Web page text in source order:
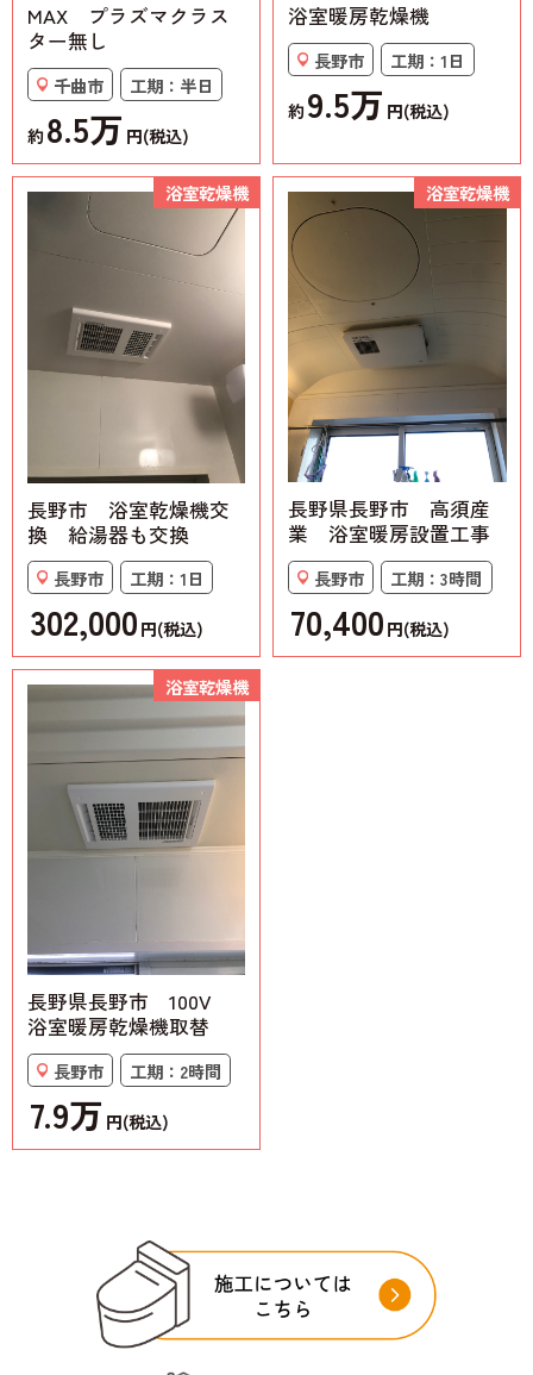
MAX プラズマクラス
ター無し
千曲市 工期：半日
約8.5万 円(税込)
浴室暖房乾燥機
長野市 工期：1日
約9.5万 円(税込)
浴室乾燥機
長野市 浴室乾燥機交
換 給湯器も交換
長野市 工期：1日
302,000円(税込)
浴室乾燥機
長野県長野市 高須産
業 浴室暖房設置工事
長野市 工期：3時間
70,400円(税込)
浴室乾燥機
長野県長野市 100V
浴室暖房乾燥機取替
長野市 工期：2時間
7.9万 円(税込)